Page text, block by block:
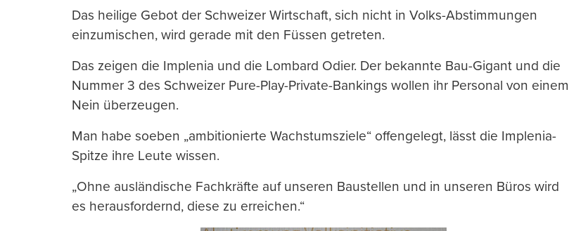
drucken
Das heilige Gebot der Schweizer Wirtschaft, sich nicht in Volks-Abstimmungen
einzumischen, wird gerade mit den Füssen getreten.
Das zeigen die Implenia und die Lombard Odier. Der bekannte Bau-Gigant und die
Nummer 3 des Schweizer Pure-Play-Private-Bankings wollen ihr Personal von einem
Nein überzeugen.
Man habe soeben „ambitionierte Wachstumsziele“ offengelegt, lässt die Implenia-
Spitze ihre Leute wissen.
„Ohne ausländische Fachkräfte auf unseren Baustellen und in unseren Büros wird
es herausfordernd, diese zu erreichen.“